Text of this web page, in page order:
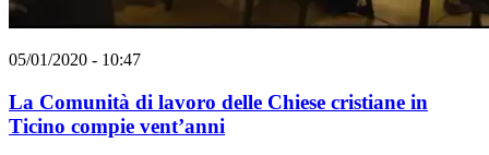
05/01/2020 - 10:47
La Comunità di lavoro delle Chiese cristiane in
Ticino compie vent’anni